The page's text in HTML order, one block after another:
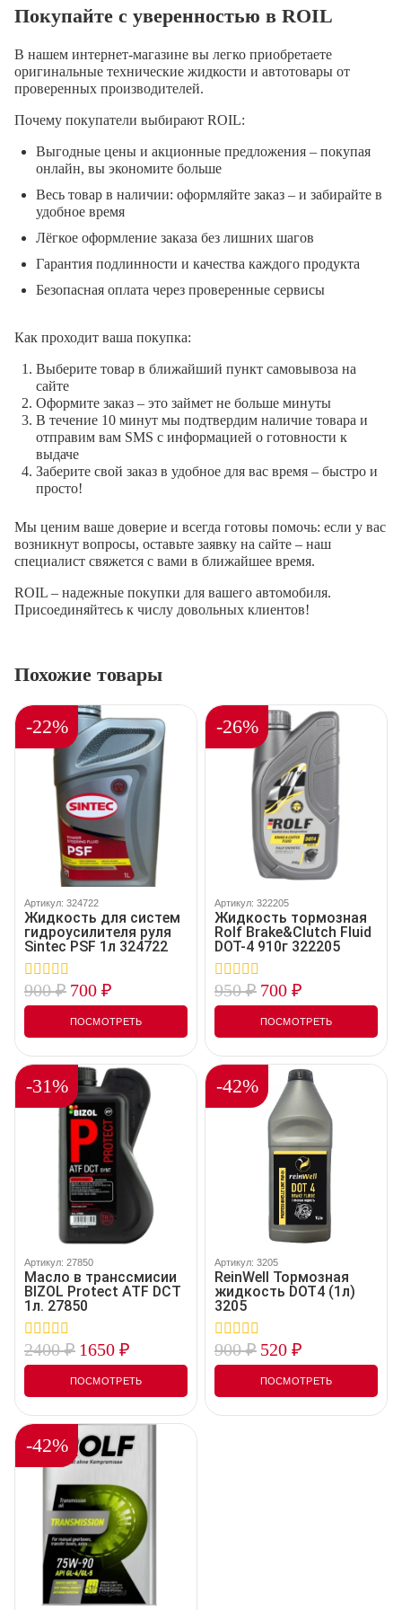
Покупайте с уверенностью в ROIL
В нашем интернет-магазине вы легко приобретаете
оригинальные технические жидкости и автотовары от
проверенных производителей.
Почему покупатели выбирают ROIL:
Выгодные цены и акционные предложения – покупая
онлайн, вы экономите больше
Весь товар в наличии: оформляйте заказ – и забирайте в
удобное время
Лёгкое оформление заказа без лишних шагов
Гарантия подлинности и качества каждого продукта
Безопасная оплата через проверенные сервисы
Как проходит ваша покупка:
Выберите товар в ближайший пункт самовывоза на
сайте
Оформите заказ – это займет не больше минуты
В течение 10 минут мы подтвердим наличие товара и
отправим вам SMS с информацией о готовности к
выдаче
Заберите свой заказ в удобное для вас время – быстро и
просто!
Мы ценим ваше доверие и всегда готовы помочь: если у вас
возникнут вопросы, оставьте заявку на сайте – наш
специалист свяжется с вами в ближайшее время.
ROIL – надежные покупки для вашего автомобиля.
Присоединяйтесь к числу довольных клиентов!
Похожие товары
-22%
Артикул: 324722
Жидкость для систем
гидроусилителя руля
Sintec PSF 1л 324722
0
out
5
900₽ 700 ₽
ПОСМОТРЕТЬ
-26%
Артикул: 322205
Жидкость тормозная
Rolf Brake&Clutch Fluid
DOT-4 910г 322205
0
out
5
950₽ 700 ₽
ПОСМОТРЕТЬ
-31%
Артикул: 27850
Масло в транссмисии
BIZOL Protect ATF DCT
1л. 27850
0
out
5
2400₽ 1650 ₽
ПОСМОТРЕТЬ
-42%
Артикул: 3205
ReinWell Тормозная
жидкость DOT4 (1л)
3205
0
out
5
900₽ 520 ₽
ПОСМОТРЕТЬ
-42%